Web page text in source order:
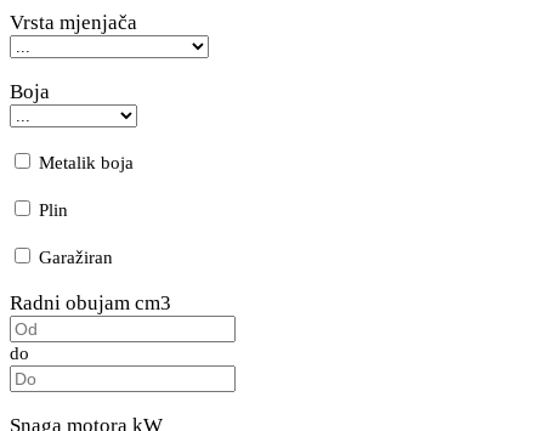
Vrsta mjenjača
Boja
Metalik boja
Plin
Garažiran
Radni obujam cm3
do
Snaga motora kW